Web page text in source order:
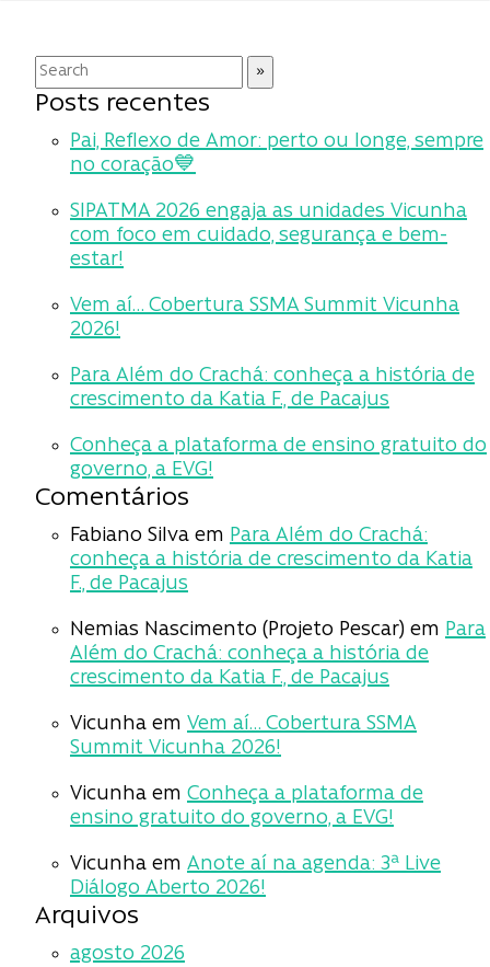
Posts recentes
Pai, Reflexo de Amor: perto ou longe, sempre
no coração💙
SIPATMA 2026 engaja as unidades Vicunha
com foco em cuidado, segurança e bem-
estar!
Vem aí… Cobertura SSMA Summit Vicunha
2026!
Para Além do Crachá: conheça a história de
crescimento da Katia F., de Pacajus
Conheça a plataforma de ensino gratuito do
governo, a EVG!
Comentários
Fabiano Silva em Para Além do Crachá:
conheça a história de crescimento da Katia
F., de Pacajus
Nemias Nascimento (Projeto Pescar) em Para
Além do Crachá: conheça a história de
crescimento da Katia F., de Pacajus
Vicunha em Vem aí… Cobertura SSMA
Summit Vicunha 2026!
Vicunha em Conheça a plataforma de
ensino gratuito do governo, a EVG!
Vicunha em Anote aí na agenda: 3ª Live
Diálogo Aberto 2026!
Arquivos
agosto 2026